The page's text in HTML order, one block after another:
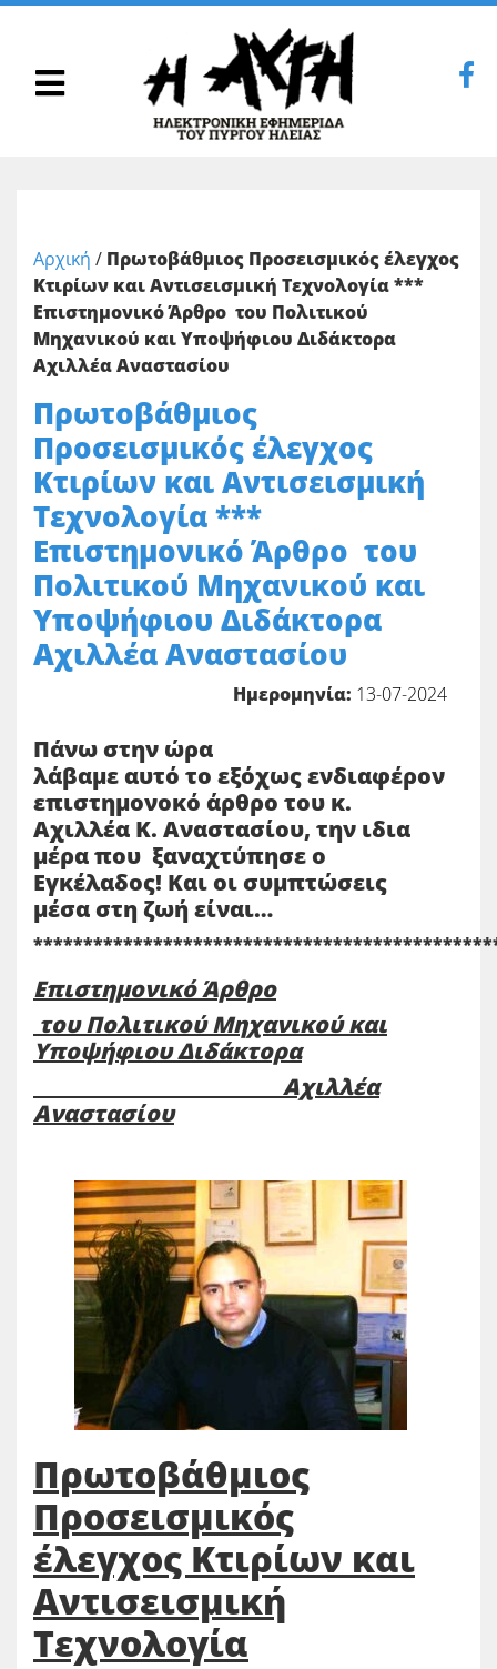
Αρχική / Πρωτοβάθμιος Προσεισμικός έλεγχος
Κτιρίων και Αντισεισμική Τεχνολογία ***
Επιστημονικό Άρθρο του Πολιτικού
Μηχανικού και Υποψήφιου Διδάκτορα
Αχιλλέα Αναστασίου
Πρωτοβάθμιος
Προσεισμικός έλεγχος
Κτιρίων και Αντισεισμική
Τεχνολογία ***
Επιστημονικό Άρθρο του
Πολιτικού Μηχανικού και
Υποψήφιου Διδάκτορα
Αχιλλέα Αναστασίου
Ημερομηνία: 13-07-2024
Πάνω στην ώρα
λάβαμε αυτό το εξόχως ενδιαφέρον
επιστημονοκό άρθρο του κ.
Αχιλλέα Κ. Αναστασίου, την ιδια
μέρα που ξαναχτύπησε ο
Εγκέλαδος! Και οι συμπτώσεις
μέσα στη ζωή είναι…
Επιστημονικό Άρθρο
του Πολιτικού Μηχανικού και
Υποψήφιου Διδάκτορα
Αχιλλέα
Αναστασίου
Πρωτοβάθμιος
Προσεισμικός
έλεγχος Κτιρίων και
Αντισεισμική
Τεχνολογία